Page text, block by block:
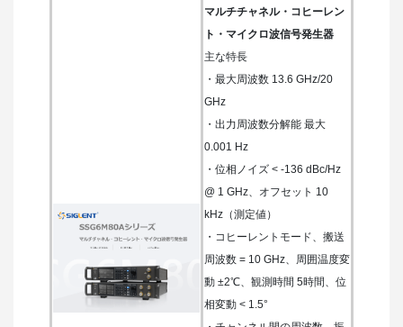
マルチチャネル・コヒーレン
ト・マイクロ波信号発生器
主な特長
・最大周波数 13.6 GHz/20
GHz
・出力周波数分解能 最大
0.001 Hz
・位相ノイズ < -136 dBc/Hz
@ 1 GHz、オフセット 10
kHz（測定値）
・コヒーレントモード、搬送
周波数 = 10 GHz、周囲温度変
動 ±2℃、観測時間 5時間、位
相変動 < 1.5°